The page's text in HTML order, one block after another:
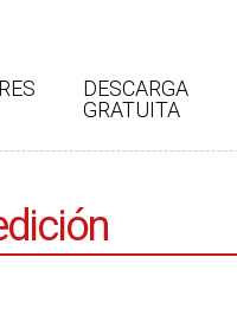
DESCARGA
GRATUITA